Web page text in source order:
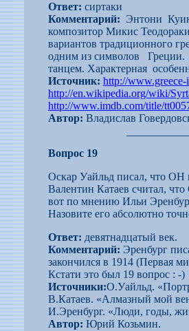
Ответ: сиртаки
Комментарий: Энтони
композитор Микис
вариантов традиционного
одним из символов
танцем. Характерная
Источник: http://
http://en.wikipedia.org/wiki/
http://www.imdb.com/title/
Автор: Владислав
Вопрос 19
Оскар Уайльд писал, что ОН
Валентин Катаев считал,
вот по мнению Ильи
Назовите его абсолютно
Ответ: девятнадцатый век.
Комментарий: Эренбург
закончился в 1914 (Первая
Кстати это был 19 вопрос : -)
Источники:О.Уайльд.
В.Катаев. «Алмазный мой
И.Эренбург. «Люди, годы,
Автор: Юрий Козьмин.